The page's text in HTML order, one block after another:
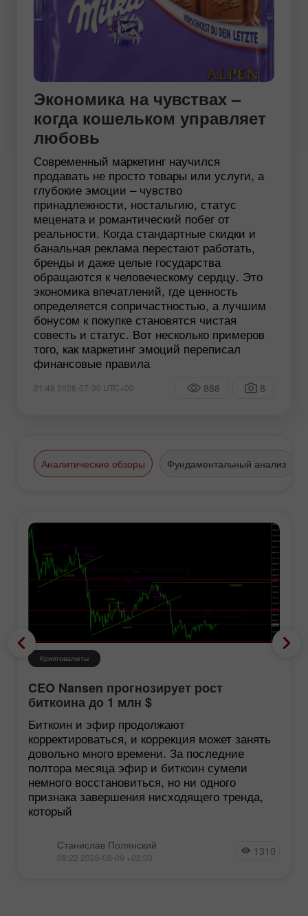
Экономика на чувствах –
когда кошельком управляет
любовь
Современный маркетинг научился
продавать не просто товары или услуги, а
глубокие эмоции – чувство
принадлежности, ностальгию, статус
мецената и романтический побег от
реальности. Когда стандартные скидки и
банальная реклама перестают работать,
бренды и даже целые государства
обращаются к человеческому сердцу. Это
экономика впечатлений, где ценность
определяется сопричастностью, а лучшим
бонусом к покупке становятся чистая
совесть и статус. Вот несколько примеров
того, как маркетинг эмоций переписал
финансовые правила
21:48 2026-07-30 UTC+00 888 8
Аналитические обзоры Фундаментальный анализ
Криптовалюты
CEO Nansen прогнозирует рост
биткоина до 1 млн $
Биткоин и эфир продолжают
корректироваться, и коррекция может занять
довольно много времени. За последние
полтора месяца эфир и биткоин сумели
немного восстановиться, но ни одного
признака завершения нисходящего тренда,
который
Станислав Полянский
08:22 2026-08-09 +02:00 1310